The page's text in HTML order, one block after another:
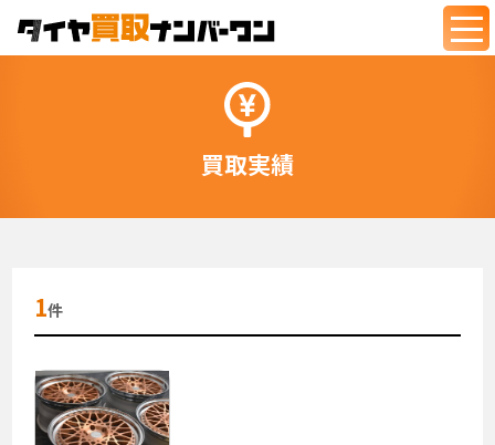
買取実績
1件